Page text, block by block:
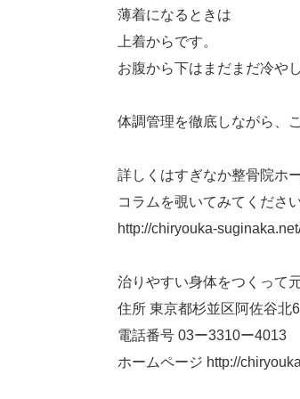
薄着になるときは
上着からです。
お腹から下はまだまだ冷や
体調管理を徹底しながら、
詳しくはすぎなか整骨院ホ
コラムを覗いてみてください
http://chiryouka-
治りやすい身体をつくって
住所 東京都杉並区阿佐谷北
電話番号 03ー3310ー4013
ホームページ http://